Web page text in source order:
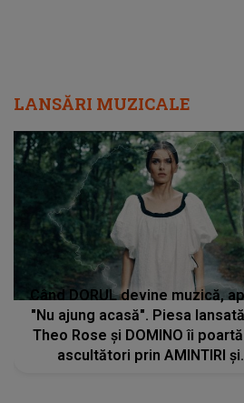
LANSĂRI MUZICALE
Când DORUL devine muzică,
"Nu ajung acasă". Piesa
Theo Rose și DOMINO îi
ascultători prin AMINTIRI și